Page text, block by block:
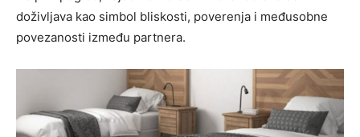
doživljava kao simbol bliskosti, poverenja i međusobne
povezanosti između partnera.